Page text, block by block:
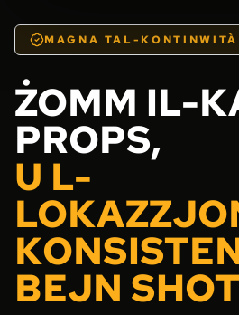
MAGNA TAL-KONTINWITÀ
ŻOMM IL-
PROPS,
U L-
BEJN